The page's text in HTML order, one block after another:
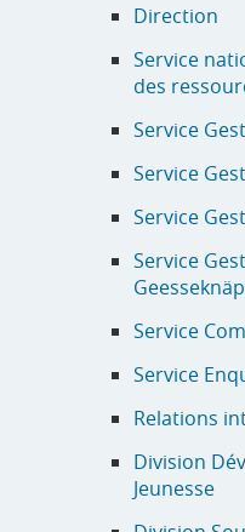
Direction
Service
des
Service
Service
Service
Service
Service
Service
Relations
Division
Jeunesse